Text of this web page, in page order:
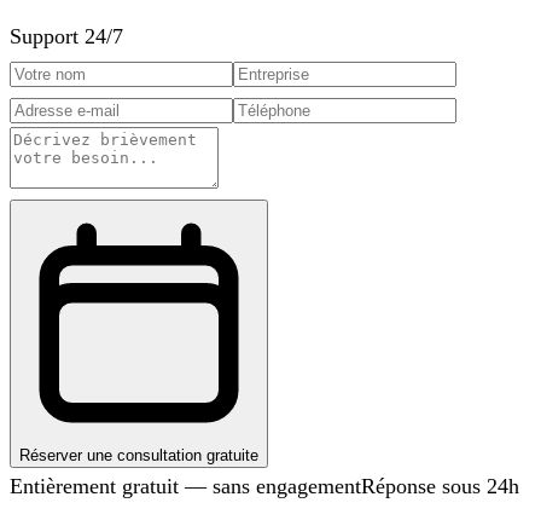
Support 24/7
Réserver une consultation gratuite
Entièrement gratuit — sans engagementRéponse sous 24h